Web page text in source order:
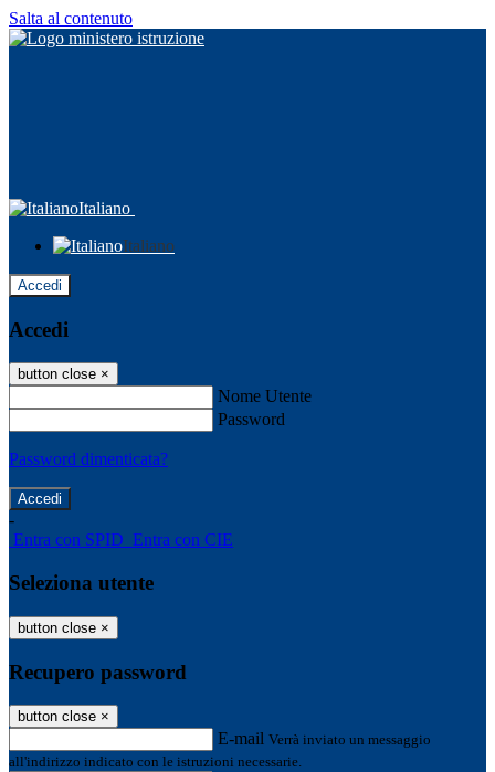
Salta al contenuto
Italiano
Italiano
Accedi
Accedi
button close ×
Nome Utente
Password
Password dimenticata?
-
Entra con SPID Entra con CIE
Seleziona utente
button close ×
Recupero password
button close ×
E-mail Verrà inviato un messaggio
all'indirizzo indicato con le istruzioni necessarie.